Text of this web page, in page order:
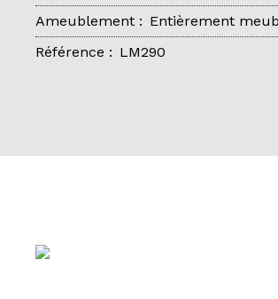
Ameublement : Entièrement
Référence : LM290